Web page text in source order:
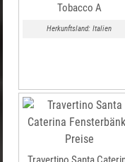
Tobacco A
Herkunftsland: Italien